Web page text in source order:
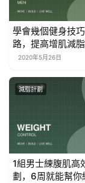
學會幾個健身技
路，提高增肌減
2020年5月26日
減脂計劃
1組男士練腹肌高
劃，6周就能幫你